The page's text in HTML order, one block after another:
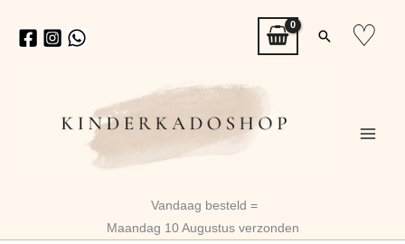
naar
Zoeken
♡
Vandaag besteld =
Maandag 10 Augustus verzonden